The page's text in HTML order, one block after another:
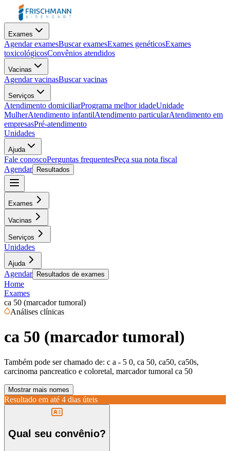
Exames
Agendar examesBuscar examesExames genéticosExames
toxicológicosConvênios atendidos
Vacinas
Agendar vacinasBuscar vacinas
Serviços
Atendimento domiciliarPrograma melhor idadeUnidade
MulherAtendimento infantilAtendimento particularAtendimento em
empresasPré-atendimento
Unidades
Ajuda
Fale conoscoPerguntas frequentesPeça sua nota fiscal
Agendar
Resultados
Exames
Vacinas
Serviços
Unidades
Ajuda
Agendar Resultados de exames
Home
Exames
ca 50 (marcador tumoral)
Análises clínicas
ca 50 (marcador tumoral)
Também pode ser chamado de: c a - 5 0, ca 50, ca50, ca50s,
carcinoma pancreatico e coloretal, marcador tumoral ca 50
Mostrar mais nomes
Resultado em até 4 dias úteis
Qual seu convênio?